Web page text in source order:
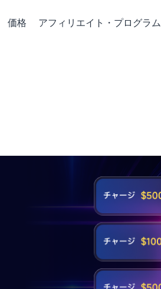
価格 アフィリエイト・プログラム